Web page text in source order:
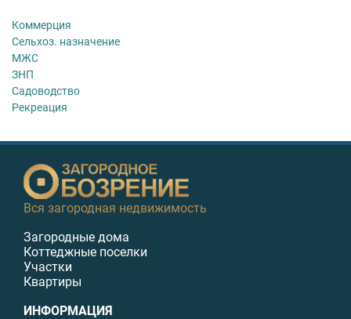
Коммерция
Сельхоз. назначение
МЖС
ЗНП
Садоводство
Рекреация
Вся загородная недвижимость
Загородные дома
Коттеджные поселки
Участки
Квартиры
ИНФОРМАЦИЯ